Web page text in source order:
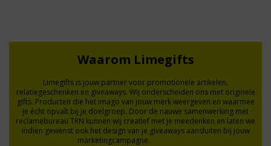
Waarom Limegifts
Limegifts is jouw partner voor promotionele artikelen,
relatiegeschenken en giveaways. Wij onderscheiden ons met originele
gifts. Producten die het imago van jouw merk weergeven en waarmee
je écht opvalt bij je doelgroep. Door de nauwe samenwerking met
reclamebureau TRN kunnen wij creatief met je meedenken en laten we
indien gewenst ook het design van je giveaways aansluiten bij jouw
marketingcampagne.